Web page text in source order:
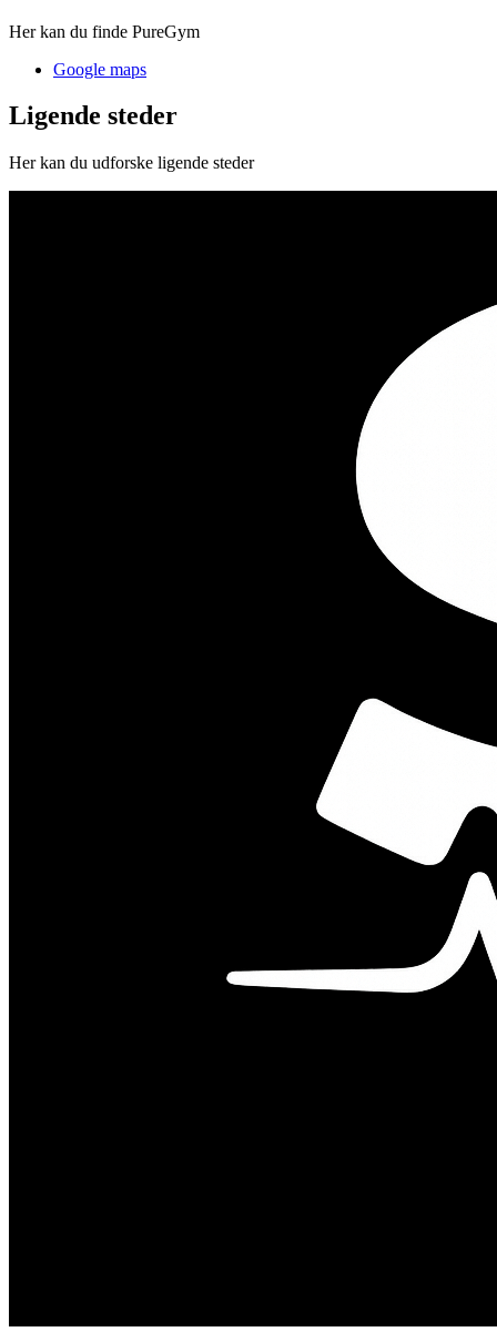
Her kan du finde PureGym
Google maps
Ligende steder
Her kan du udforske ligende steder